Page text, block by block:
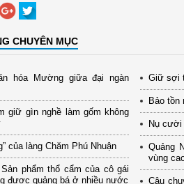
CHUYÊN MỤC
hóa Mường giữa đại ngàn
giữ gìn nghề làm gốm không
của làng Chăm Phú Nhuận
phẩm thổ cẩm của cô gái
được quảng bá ở nhiều nước
Giữ sợi
Bảo tồn
Nụ cười
Quảng
vùng
Câu